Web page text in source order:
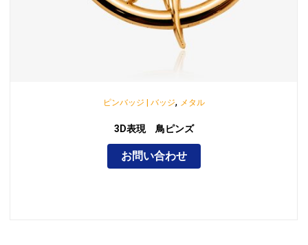
ピンバッジ | バッジ, メタル
3D表現 鳥ピンズ
お問い合わせ